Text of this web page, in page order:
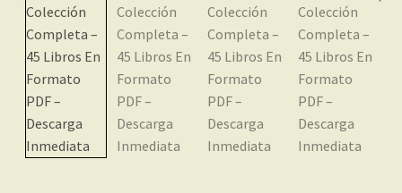
menú
hijo
Mi cuenta